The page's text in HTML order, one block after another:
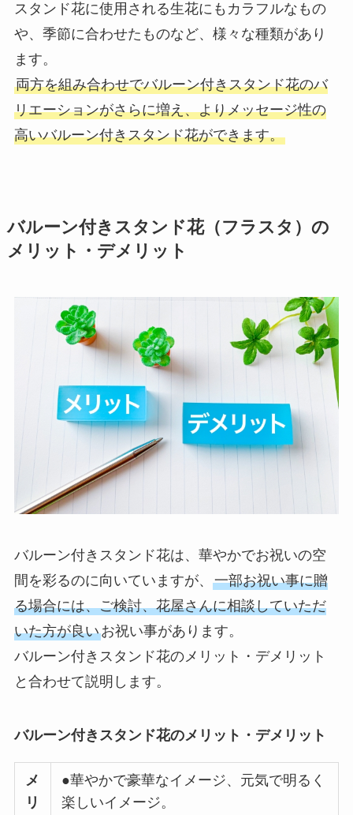
スタンド花に使用される生花にもカラフルなもの
や、季節に合わせたものなど、様々な種類があり
ます。
両方を組み合わせでバルーン付きスタンド花のバ
リエーションがさらに増え、よりメッセージ性の
高いバルーン付きスタンド花ができます。
バルーン付きスタンド花（フラスタ）の
メリット・デメリット
バルーン付きスタンド花は、華やかでお祝いの空
間を彩るのに向いていますが、 一部お祝い事に贈
る場合には、ご検討、花屋さんに相談していただ
いた方が良いお祝い事があります。
バルーン付きスタンド花のメリット・デメリット
と合わせて説明します。
バルーン付きスタンド花のメリット・デメリット
メ
リ
●華やかで豪華なイメージ、元気で明るく
楽しいイメージ。